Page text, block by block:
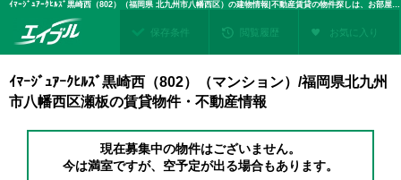
ｲﾏｰｼﾞｭｱｰｸﾋﾙｽﾞ黒崎西（802）（福岡県 北九州市八幡西区）の建物情報|不動産賃貸の物件探しは、お部屋探しのエイブル
保存条件 閲覧履歴 お気に入り
ｲﾏｰｼﾞｭｱｰｸﾋﾙｽﾞ黒崎西（802）（マンション）/福岡県北九州
市八幡西区瀬板の賃貸物件・不動産情報
現在募集中の物件はございません。
今は満室ですが、空予定が出る場合もあります。